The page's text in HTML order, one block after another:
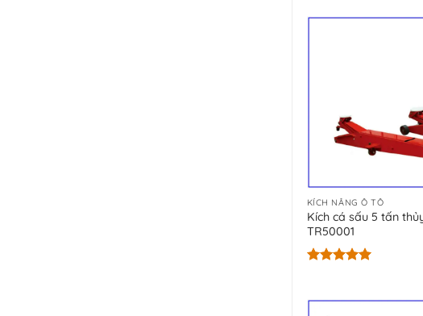
KÍCH NÂNG Ô TÔ
Kích cá sấu 5 tấn
TR50001
5 sao